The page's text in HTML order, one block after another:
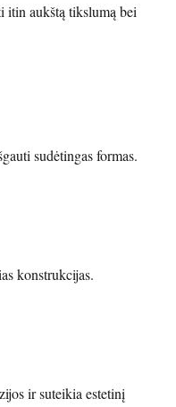
itin aukštą tikslumą bei
sudėtingas formas.
konstrukcijas.
ir suteikia estetinį